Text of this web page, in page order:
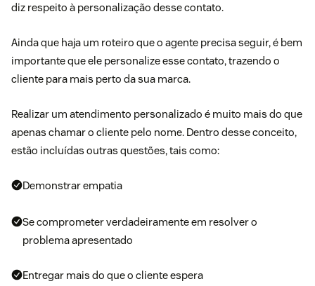
diz respeito à personalização desse contato.
Ainda que haja um roteiro que o agente precisa seguir, é bem
importante que ele personalize esse contato, trazendo o
cliente para mais perto da sua marca.
Realizar um atendimento personalizado é muito mais do que
apenas chamar o cliente pelo nome. Dentro desse conceito,
estão incluídas outras questões, tais como:
Demonstrar empatia
Se comprometer verdadeiramente em resolver o
problema apresentado
Entregar mais do que o cliente espera